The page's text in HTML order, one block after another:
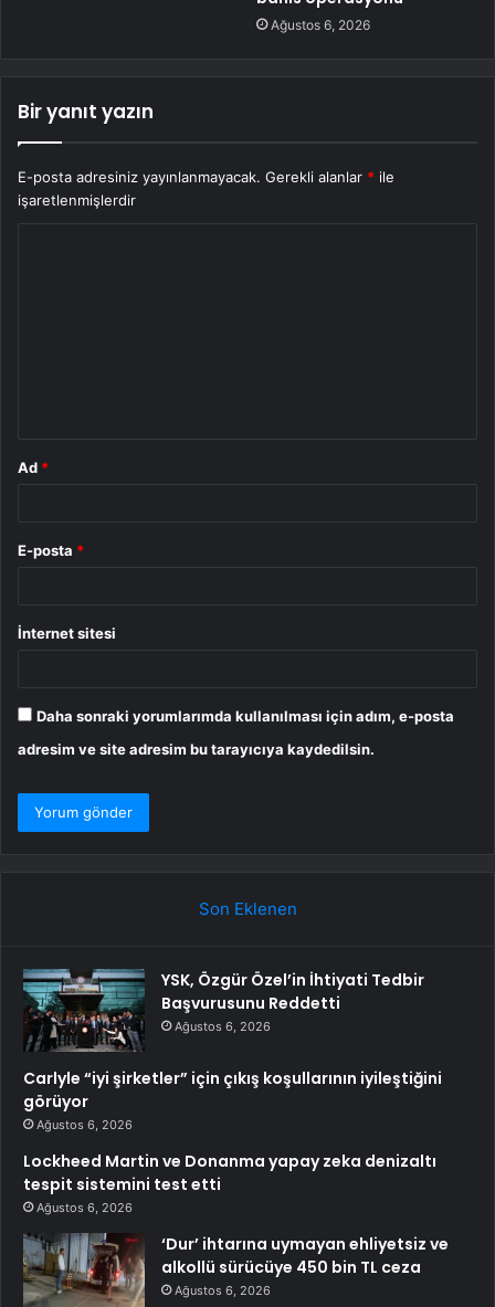
Ağustos 6, 2026
Bir yanıt yazın
E-posta adresiniz yayınlanmayacak. Gerekli alanlar * ile
işaretlenmişlerdir
Ad *
E-posta *
İnternet sitesi
Daha sonraki yorumlarımda kullanılması için adım, e-posta
adresim ve site adresim bu tarayıcıya kaydedilsin.
Son Eklenen
YSK, Özgür Özel’in İhtiyati Tedbir
Başvurusunu Reddetti
Ağustos 6, 2026
Carlyle “iyi şirketler” için çıkış koşullarının iyileştiğini
görüyor
Ağustos 6, 2026
Lockheed Martin ve Donanma yapay zeka denizaltı
tespit sistemini test etti
Ağustos 6, 2026
‘Dur’ ihtarına uymayan ehliyetsiz ve
alkollü sürücüye 450 bin TL ceza
Ağustos 6, 2026